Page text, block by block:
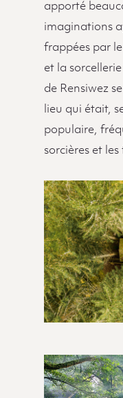
apporté
imaginations
frappées par
et la
de Rensiwez
lieu qui était,
populaire,
sorcières et les